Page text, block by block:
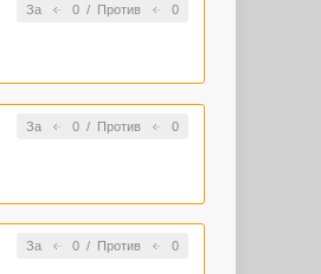
За 0/ Против 0
За 0/ Против 0
За 0/ Против 0